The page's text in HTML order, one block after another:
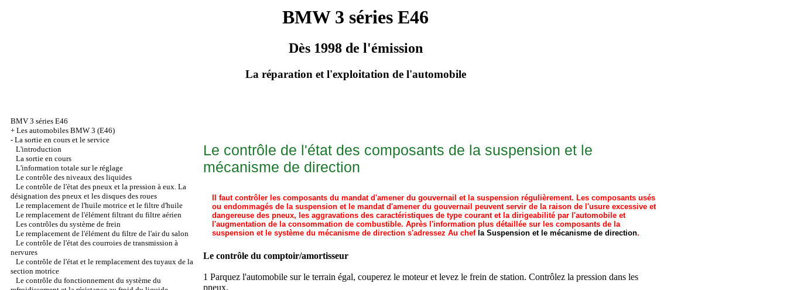
BMW 3 séries E46
Dès 1998 de l'émission
La réparation et l'exploitation de l'automobile
BMV 3 séries Е46
+ Les automobiles BMW 3 (Е46)
- La sortie en cours et le service
L'introduction
La sortie en cours
L'information totale sur le réglage
Le contrôle des niveaux des liquides
Le contrôle de l'état des pneux et la pression à eux. La
désignation des pneux et les disques des roues
Le remplacement de l'huile motrice et le filtre d'huile
Le remplacement de l'élément filtrant du filtre aérien
Les contrôles du système de frein
Le remplacement de l'élément du filtre de l'air du salon
Le contrôle de l'état des courroies de transmission à
nervures
Le contrôle de l'état et le remplacement des tuyaux de la
section motrice
Le contrôle du fonctionnement du système du
Le contrôle de l'état des composants de la suspension et le
mécanisme de direction
Il faut contrôler les composants du mandat d'amener du gouvernail et la suspension régulièrement. Les composants usés
ou endommagés de la suspension et le mandat d'amener du gouvernail peuvent servir de la raison de l'usure excessive et
dangereuse des pneux, les aggravations des caractéristiques de type courant et la dirigeabilité par l'automobile et
l'augmentation de la consommation de combustible. Après l'information plus détaillée sur les composants de la
suspension et le système du mécanisme de direction s'adressez Au chef la Suspension et le mécanisme de direction.
Le contrôle du comptoir/amortisseur
1 Parquez l'automobile sur le terrain égal, couperez le moteur et levez le frein de station. Contrôlez la pression dans les
pneux.